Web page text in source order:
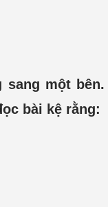
sang một bên.
bài kệ rằng: